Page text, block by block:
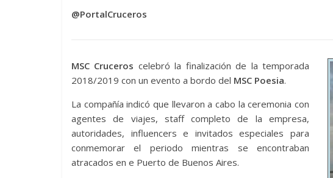
@PortalCruceros
MSC Cruceros celebró la finalización de la temporada
2018/2019 con un evento a bordo del MSC Poesia.
La compañía indicó que llevaron a cabo la ceremonia con
agentes de viajes, staff completo de la empresa,
autoridades, influencers e invitados especiales para
conmemorar el periodo mientras se encontraban
atracados en e Puerto de Buenos Aires.